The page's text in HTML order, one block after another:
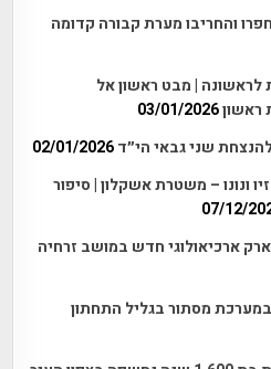
והחריבו מערת קבורה קדומה
| מבט ראשון אל
03/01/2026
שני גבאי הי״ד 02/01/2026
ונונו – משטרת אשקלון | סיפור
07/12/
ארכיאולוגי חדש במושב זרחיה
מסתור בגליל התחתון